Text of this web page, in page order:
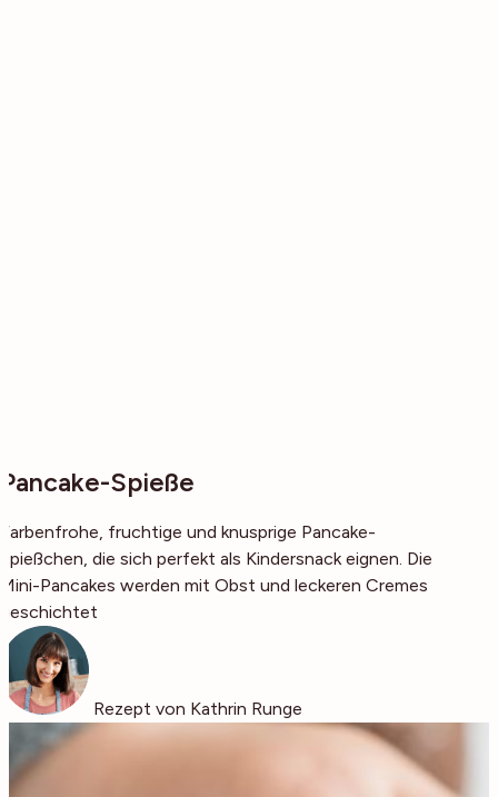
Pancake-Spieße
Farbenfrohe, fruchtige und knusprige Pancake-
Spießchen, die sich perfekt als Kindersnack eignen. Die
Mini-Pancakes werden mit Obst und leckeren Cremes
geschichtet
Rezept von Kathrin Runge